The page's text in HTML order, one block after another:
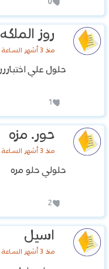
روز الملكه
منذ 3 أشهر الساعة 16:32
حلول علي اختباررر
1
حور. مزه
منذ 3 أشهر الساعة 22:16
حلولي حلو مره
2
اسيل
منذ 3 أشهر الساعة 20:19